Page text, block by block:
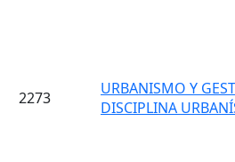
2273
URBANISMO Y
DISCIPLINA